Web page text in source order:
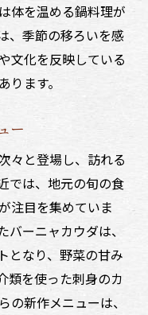
体を温める鍋料理が
、季節の移ろいを感
文化を反映している
ます。
ー
々と登場し、訪れる
では、地元の旬の食
注目を集めていま
ーニャカウダは、
となり、野菜の甘み
類を使った刺身のカ
の新作メニューは、